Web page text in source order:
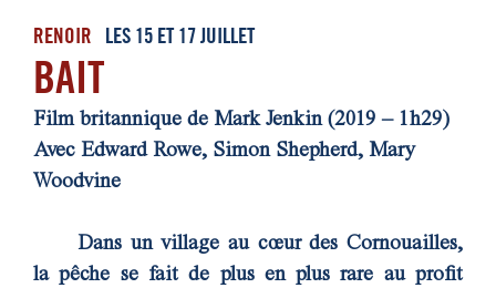
RENOIR LES 15 ET 17 JUILLET
BAIT
Film britannique de Mark Jenkin (2019 – 1h29)
Avec Edward Rowe, Simon Shepherd, Mary
Woodvine
Dans un village au cœur des Cornouailles,
la pêche se fait de plus en plus rare au profit